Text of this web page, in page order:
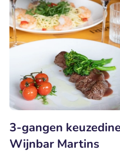
3-gangen
Wijnbar Martins